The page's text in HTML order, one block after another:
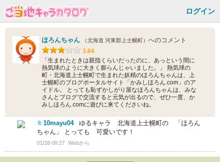
ログイン
ほろんちゃん （北海道 河東郡上士幌町） へのコメント
3.64
「生まれたときは親指くらいだったのに、あっという間に
熱気球のように大きく膨らんじゃいました。」 熱気球の
町・北海道上士幌町で生まれた妖精のほろんちゃんは、上
士幌町のブログポータルサイト「かみしほろん.com」のア
イドル。 とっても恥ずかしがり屋なほろんちゃんは、みな
さんとブログで交流すると元気が出るので、ぜひ一度、か
みしほろん.comに遊びに来てくださいね。
10mayu04
ゆるキャラ 北海道上士幌町の 「ほろん
ちゃん」 とっても 可愛いです！
01/28 08:27 Webから